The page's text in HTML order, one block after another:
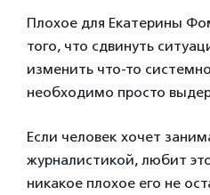
Плохое для Екатерины
того, что сдвинуть
изменить что-то
необходимо просто
Если человек хочет
журналистикой, любит
никакое плохое его не